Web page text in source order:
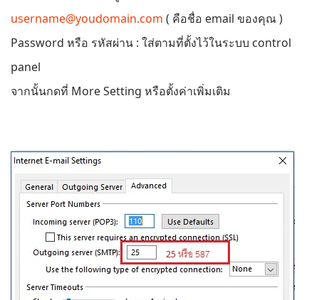
username@youdomain.com ( คือชื่อ email ของคุณ )
Password หรือ รหัสผ่าน : ใส่ตามที่ตั้งไว้ในระบบ control
panel
จากนั้นกดที่ More Setting หรือตั้งค่าเพิ่มเติม